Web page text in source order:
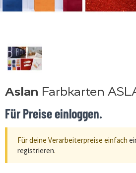
Aslan Farbkarten
Für Preise einloggen.
Für deine Verarbeiterpreise einfach
registrieren.